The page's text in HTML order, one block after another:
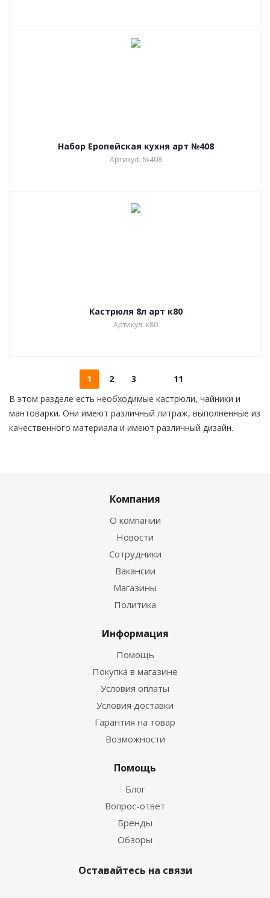
Набор Еропейская кухня арт №408
Артикул: №408
Кастрюля 8л арт к80
Артикул: к80
1 2 3
11
В этом разделе есть необходимые кастрюли, чайники и
мантоварки. Они имеют различный литраж, выполненные из
качественного материала и имеют различный дизайн.
Компания
О компании
Новости
Сотрудники
Вакансии
Магазины
Политика
Информация
Помощь
Покупка в магазине
Условия оплаты
Условия доставки
Гарантия на товар
Возможности
Помощь
Блог
Вопрос-ответ
Бренды
Обзоры
Оставайтесь на связи